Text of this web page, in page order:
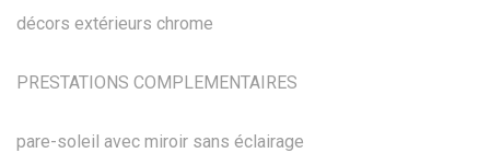
décors extérieurs chrome
PRESTATIONS COMPLEMENTAIRES
pare-soleil avec miroir sans éclairage